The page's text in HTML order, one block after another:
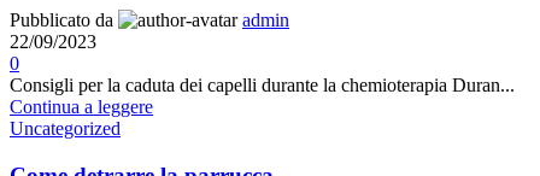
Pubblicato da
admin
22/09/2023
0
Consigli per la caduta dei capelli durante la chemioterapia Duran...
Continua a leggere
Uncategorized